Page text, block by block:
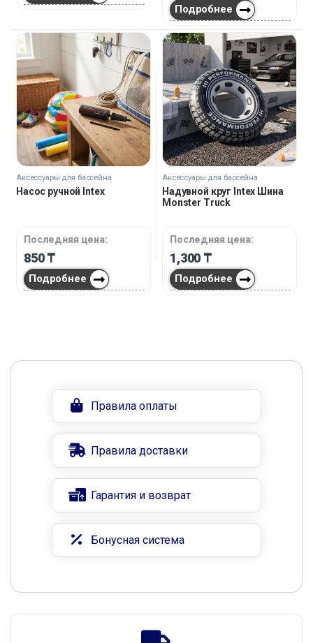
Подробнее
Аксессуары для бассейна
Насос ручной Intex
Последняя цена:
850₸
Подробнее
Аксессуары для бассейна
Надувной круг Intex Шина
Monster Truck
Последняя цена:
1,300 ₸
Подробнее
Правила оплаты
Правила доставки
Гарантия и возврат
Бонусная система